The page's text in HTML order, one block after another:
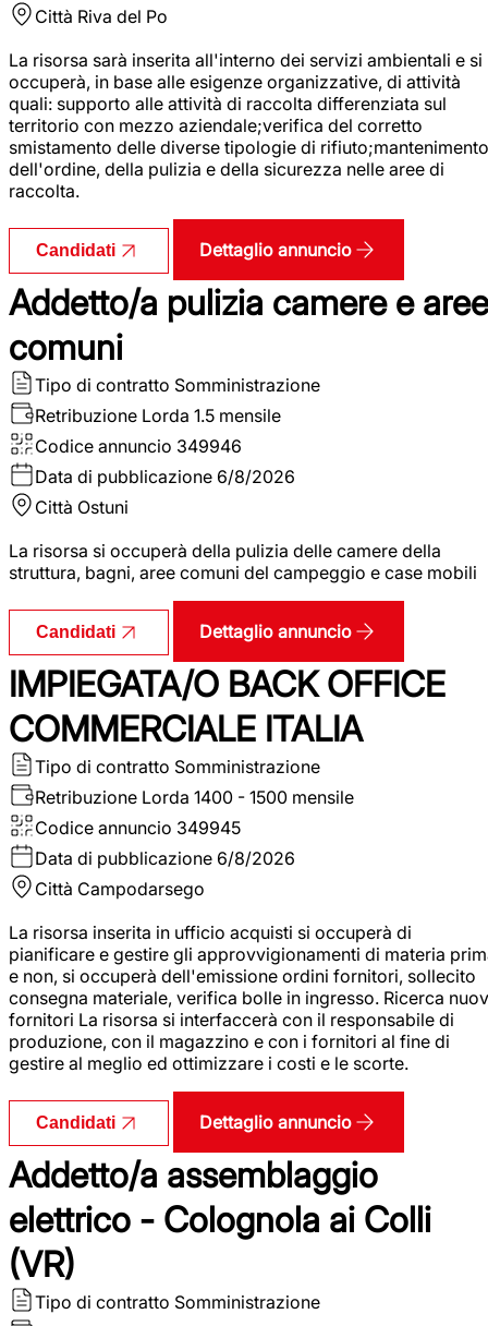
Città Riva del Po
La risorsa sarà inserita all'interno dei servizi ambientali e si
occuperà, in base alle esigenze organizzative, di attività
quali: supporto alle attività di raccolta differenziata sul
territorio con mezzo aziendale;verifica del corretto
smistamento delle diverse tipologie di rifiuto;mantenimento
dell'ordine, della pulizia e della sicurezza nelle aree di
raccolta.
Candidati Dettaglio annuncio
Addetto/a pulizia camere e aree
comuni
Tipo di contratto Somministrazione
Retribuzione Lorda 1.5 mensile
Codice annuncio 349946
Data di pubblicazione 6/8/2026
Città Ostuni
La risorsa si occuperà della pulizia delle camere della
struttura, bagni, aree comuni del campeggio e case mobili
Candidati Dettaglio annuncio
IMPIEGATA/O BACK OFFICE
COMMERCIALE ITALIA
Tipo di contratto Somministrazione
Retribuzione Lorda 1400 - 1500 mensile
Codice annuncio 349945
Data di pubblicazione 6/8/2026
Città Campodarsego
La risorsa inserita in ufficio acquisti si occuperà di
pianificare e gestire gli approvvigionamenti di materia
e non, si occuperà dell'emissione ordini fornitori, sollecito
consegna materiale, verifica bolle in ingresso. Ricerca
fornitori La risorsa si interfaccerà con il responsabile di
produzione, con il magazzino e con i fornitori al fine di
gestire al meglio ed ottimizzare i costi e le scorte.
Candidati Dettaglio annuncio
Addetto/a assemblaggio
elettrico - Colognola ai Colli
(VR)
Tipo di contratto Somministrazione